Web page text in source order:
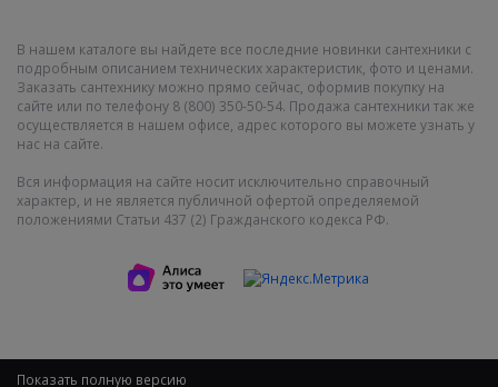
В нашем каталоге вы найдете все последние новинки сантехники с
подробным описанием технических характеристик, фото и ценами.
Заказать сантехнику можно прямо сейчас, оформив покупку на
сайте или по телефону 8 (800) 350-50-54. Продажа сантехники так же
осуществляется в нашем офисе, адрес которого вы можете узнать у
нас на сайте.
Вся информация на сайте носит исключительно справочный
характер, и не является публичной офертой определяемой
положениями Статьи 437 (2) Гражданского кодекса РФ.
Показать полную версию